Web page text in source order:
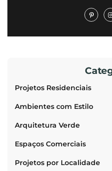
Projetos Residenciais
Ambientes com Estilo
Arquitetura Verde
Espaços Comerciais
Projetos por Localidade